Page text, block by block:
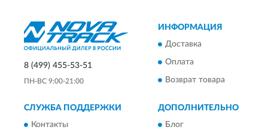
8 (499) 455-53-51
ПН-ВС 9:00-21:00
ИНФОРМАЦИЯ
Доставка
Оплата
Возврат товара
СЛУЖБА ПОДДЕРЖКИ
Контакты
ДОПОЛНИТЕЛЬНО
Блог